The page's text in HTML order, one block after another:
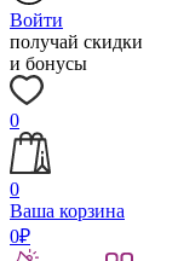
Войти
получай скидки
и бонусы
0
0
Ваша корзина
0₽